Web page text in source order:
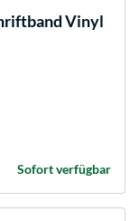
Vinyl
Sofort verfügbar